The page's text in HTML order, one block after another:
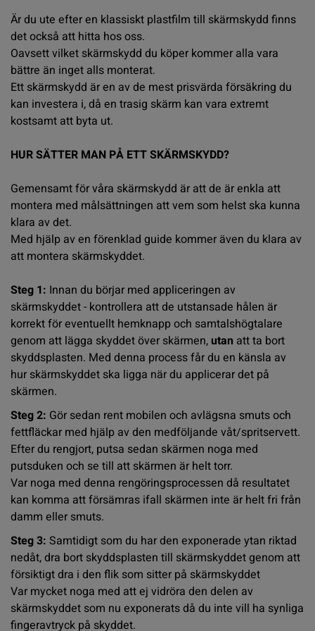
Är du ute efter en klassiskt plastfilm till skärmskydd finns
det också att hitta hos oss.
Oavsett vilket skärmskydd du köper kommer alla vara
bättre än inget alls monterat.
Ett skärmskydd är en av de mest prisvärda försäkring du
kan investera i, då en trasig skärm kan vara extremt
kostsamt att byta ut.
HUR SÄTTER MAN PÅ ETT SKÄRMSKYDD?
Gemensamt för våra skärmskydd är att de är enkla att
montera med målsättningen att vem som helst ska kunna
klara av det.
Med hjälp av en förenklad guide kommer även du klara av
att montera skärmskyddet.
Steg 1: Innan du börjar med appliceringen av
skärmskyddet - kontrollera att de utstansade hålen är
korrekt för eventuellt hemknapp och samtalshögtalare
genom att lägga skyddet över skärmen,utan att ta bort
skyddsplasten. Med denna process får du en känsla av
hur skärmskyddet ska ligga när du applicerar det på
skärmen.
Steg 2: Gör sedan rent mobilen och avlägsna smuts och
fettfläckar med hjälp av den medföljande våt/spritservett.
Efter du rengjort, putsa sedan skärmen noga med
putsduken och se till att skärmen är helt torr.
Var noga med denna rengöringsprocessen då resultatet
kan komma att försämras ifall skärmen inte är helt fri från
damm eller smuts.
Steg 3: Samtidigt som du har den exponerade ytan riktad
nedåt, dra bort skyddsplasten till skärmskyddet genom att
försiktigt dra i den flik som sitter på skärmskyddet
Var mycket noga med att ej vidröra den delen av
skärmskyddet som nu exponerats då du inte vill ha synliga
fingeravtryck på skyddet.